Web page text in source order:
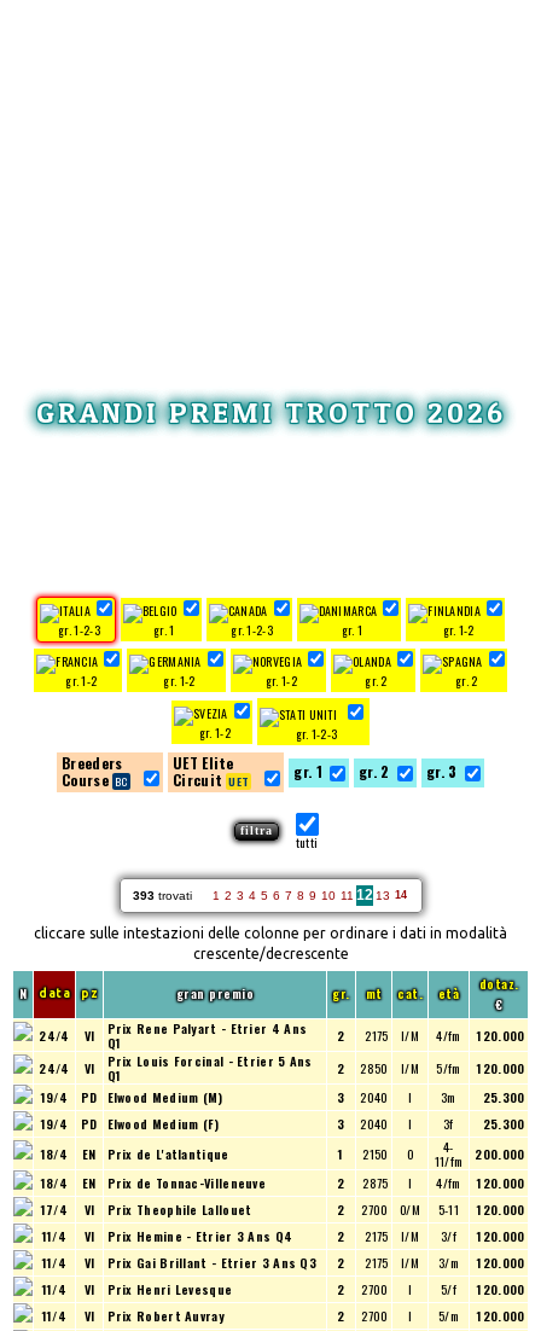
GRANDI PREMI TROTTO 2026
gr. 1-2-3 gr. 1 gr. 1-2-3 gr. 1 gr. 1-2
gr. 1-2 gr. 1-2 gr. 1-2 gr. 2 gr. 2
gr. 1-2 gr. 1-2-3
Breeders
Course
UET Elite
Circuit
gr. 1 gr. 2 gr. 3
tutti
393trovati 1 2 3 4 5 6 7 8 9 10 11 12 13 14
cliccare sulle intestazioni delle colonne per ordinare i dati in modalità
crescente/decrescente
N data pz gran premio gr. mt cat. età
dotaz.
€
24/4 VI Prix Rene Palyart - Etrier 4 Ans
Q1 2 2175 I/M 4/fm
120.000
24/4
VI Prix Louis Forcinal - Etrier 5 Ans
Q1 2 2850 I/M 5/fm
120.000
19/4
PD Elwood Medium (M) 3 2040 I 3m
25.300
19/4
PD Elwood Medium (F) 3 2040 I 3f
25.300
18/4
EN Prix de L'atlantique 1 2150 O 4-
11/fm
200.000
18/4
EN Prix de Tonnac-Villeneuve 2 2875 I 4/fm
120.000
17/4
VI Prix Theophile Lallouet 2 2700 O/M 5-11
120.000
11/4
VI Prix Hemine - Etrier 3 Ans Q4 2 2175 I/M 3/f
120.000
11/4
VI Prix Gai Brillant - Etrier 3 Ans Q3 2 2175 I/M 3/m
120.000
11/4
VI Prix Henri Levesque 2 2700 I 5/f
120.000
11/4
VI Prix Robert Auvray 2 2700 I 5/m
120.000